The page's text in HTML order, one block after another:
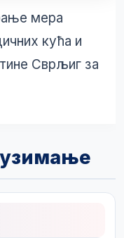
мера
кућа и
Сврљиг за